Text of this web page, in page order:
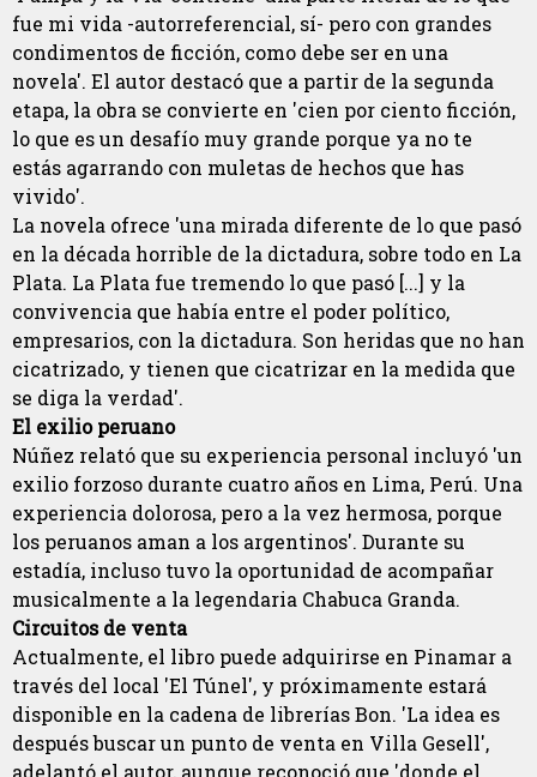
fue mi vida -autorreferencial, sí- pero con grandes
condimentos de ficción, como debe ser en una
novela'. El autor destacó que a partir de la segunda
etapa, la obra se convierte en 'cien por ciento ficción,
lo que es un desafío muy grande porque ya no te
estás agarrando con muletas de hechos que has
vivido'.
La novela ofrece 'una mirada diferente de lo que pasó
en la década horrible de la dictadura, sobre todo en La
Plata. La Plata fue tremendo lo que pasó [...] y la
convivencia que había entre el poder político,
empresarios, con la dictadura. Son heridas que no han
cicatrizado, y tienen que cicatrizar en la medida que
se diga la verdad'.
El exilio peruano
Núñez relató que su experiencia personal incluyó 'un
exilio forzoso durante cuatro años en Lima, Perú. Una
experiencia dolorosa, pero a la vez hermosa, porque
los peruanos aman a los argentinos'. Durante su
estadía, incluso tuvo la oportunidad de acompañar
musicalmente a la legendaria Chabuca Granda.
Circuitos de venta
Actualmente, el libro puede adquirirse en Pinamar a
través del local 'El Túnel', y próximamente estará
disponible en la cadena de librerías Bon. 'La idea es
después buscar un punto de venta en Villa Gesell',
adelantó el autor, aunque reconoció que 'donde el